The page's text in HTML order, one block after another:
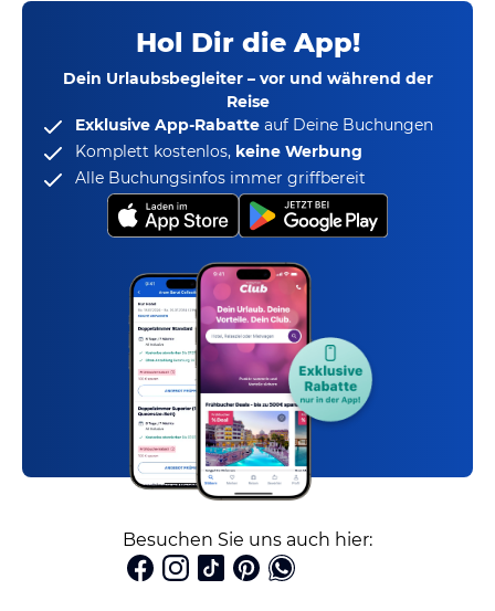
Hol Dir die App!
Dein Urlaubsbegleiter – vor und während der
Reise
Exklusive App-Rabatte auf Deine Buchungen
Komplett kostenlos, keine Werbung
Alle Buchungsinfos immer griffbereit
Besuchen Sie uns auch hier: